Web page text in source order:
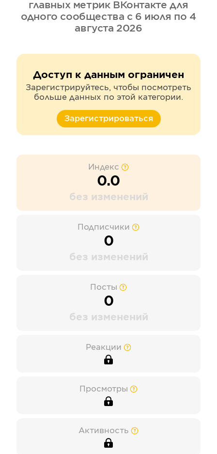
главных метрик ВКонтакте для
одного сообщества с 6 июля по 4
августа 2026
Доступ к данным ограничен
Зарегистрируйтесь, чтобы посмотреть
больше данных по этой категории.
Зарегистрироваться
Индекс
0.0
без изменений
Подписчики
0
без изменений
Посты
0
без изменений
Реакции
Просмотры
Активность